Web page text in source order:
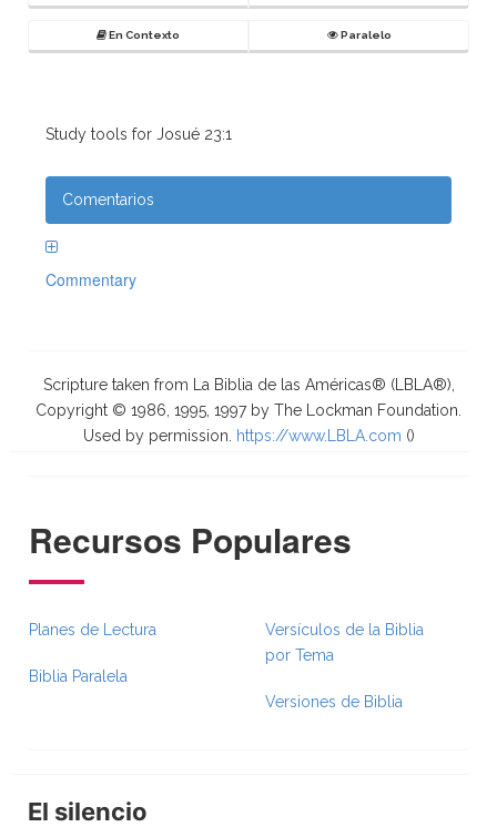
En Contexto Paralelo
Study tools for Josué 23:1
Comentarios
Commentary
Scripture taken from La Biblia de las Américas® (LBLA®),
Copyright © 1986, 1995, 1997 by The Lockman Foundation.
Used by permission.
https://www.LBLA.com ()
Recursos Populares
Planes de Lectura
Biblia Paralela
Versículos de la Biblia
por Tema
Versiones de Biblia
El silencio